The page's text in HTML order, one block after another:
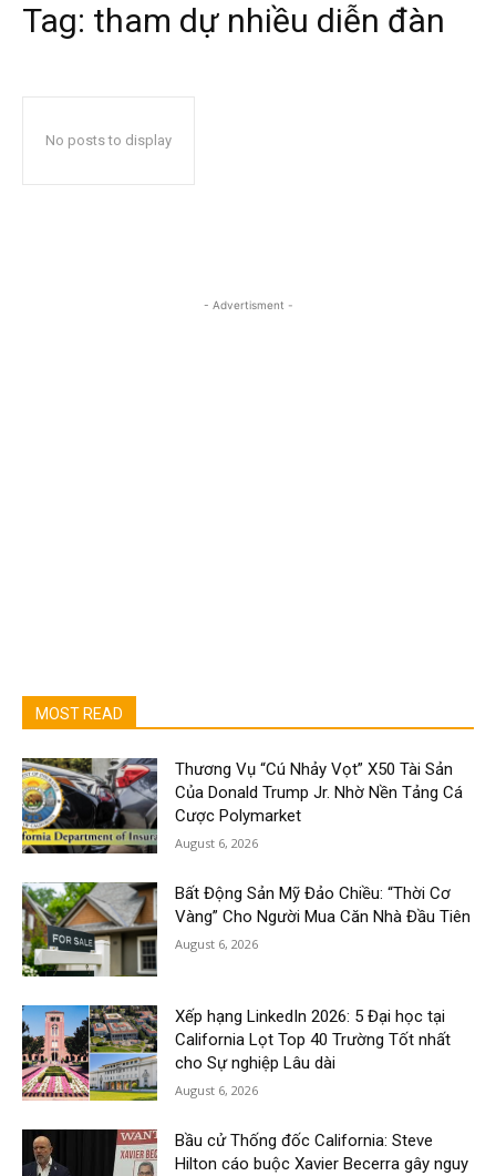
Tag: tham dự nhiều diễn đàn
No posts to display
- Advertisment -
MOST READ
Thương Vụ “Cú Nhảy Vọt” X50 Tài Sản
Của Donald Trump Jr. Nhờ Nền Tảng Cá
Cược Polymarket
August 6, 2026
Bất Động Sản Mỹ Đảo Chiều: “Thời Cơ
Vàng” Cho Người Mua Căn Nhà Đầu Tiên
August 6, 2026
Xếp hạng LinkedIn 2026: 5 Đại học tại
California Lọt Top 40 Trường Tốt nhất
cho Sự nghiệp Lâu dài
August 6, 2026
Bầu cử Thống đốc California: Steve
Hilton cáo buộc Xavier Becerra gây nguy